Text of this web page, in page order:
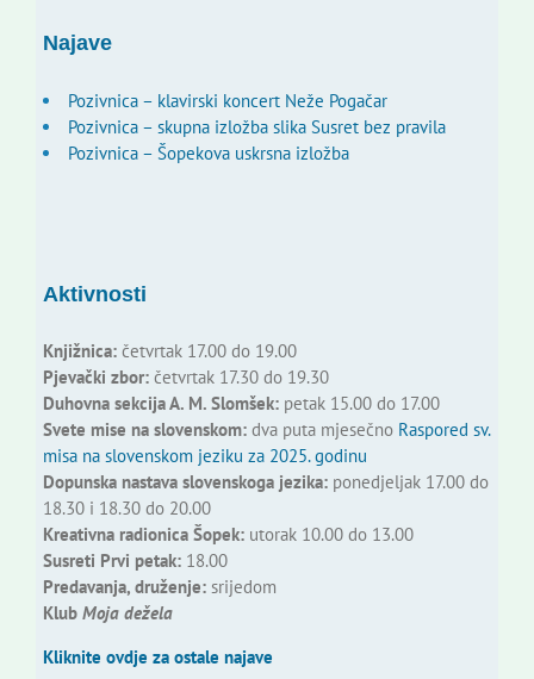
Najave
Pozivnica – klavirski koncert Neže Pogačar
Pozivnica – skupna izložba slika Susret bez pravila
Pozivnica – Šopekova uskrsna izložba
Aktivnosti
Knjižnica:četvrtak 17.00 do 19.00
Pjevački zbor:četvrtak 17.30 do 19.30
Duhovna sekcija A. M. Slomšek:petak 15.00 do 17.00
Svete mise na slovenskom:dva puta mjesečno Raspored sv.
misa na slovenskom jeziku za 2025. godinu
Dopunska nastava slovenskoga jezika:ponedjeljak 17.00 do
18.30 i 18.30 do 20.00
Kreativna radionica Šopek:utorak 10.00 do 13.00
Susreti Prvi petak:18.00
Predavanja, druženje:srijedom
Klub Moja dežela
Kliknite ovdje za ostale najave